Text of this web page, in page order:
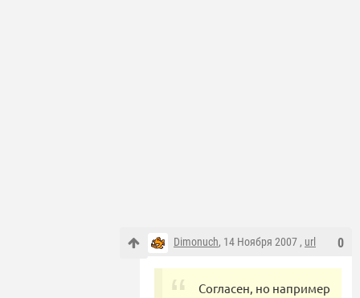
0
Dimonuch, 14 Ноября 2007 , url
Согласен, но например